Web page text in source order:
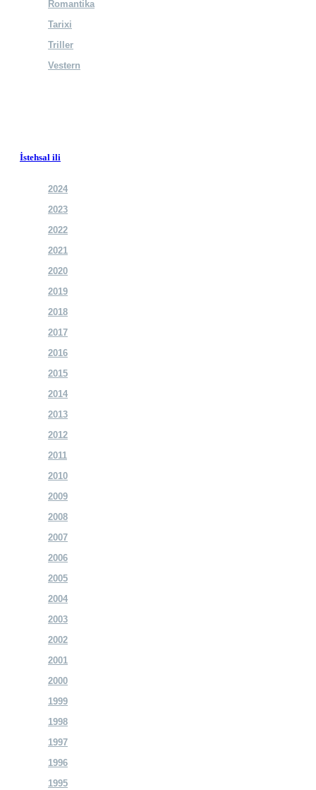
Romantika
Tarixi
Triller
Vestern
İstehsal ili
2024
2023
2022
2021
2020
2019
2018
2017
2016
2015
2014
2013
2012
2011
2010
2009
2008
2007
2006
2005
2004
2003
2002
2001
2000
1999
1998
1997
1996
1995